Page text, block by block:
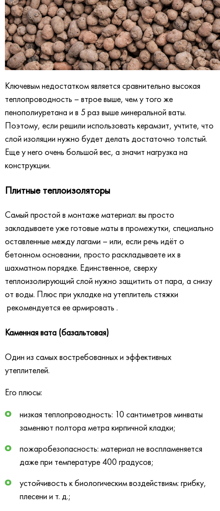
Ключевым недостатком является сравнительно высокая
теплопроводность – втрое выше, чем у того же
пенополиуретана и в 5 раз выше минеральной ваты.
Поэтому, если решили использовать керамзит, учтите, что
слой изоляции нужно будет делать достаточно толстый.
Еще у него очень большой вес, а значит нагрузка на
конструкции.
Плитные теплоизоляторы
Самый простой в монтаже материал: вы просто
закладываете уже готовые маты в промежутки, специально
оставленные между лагами – или, если речь идёт о
бетонном основании, просто раскладываете их в
шахматном порядке. Единственное, сверху
теплоизолирующий слой нужно защитить от пара, а снизу
от воды. Плюс при укладке на утеплитель стяжки
рекомендуется ее армировать .
Каменная вата (базальтовая)
Один из самых востребованных и эффективных
утеплителей.
Его плюсы:
низкая теплопроводность: 10 сантиметров минваты
заменяют полтора метра кирпичной кладки;
пожаробезопасность: материал не воспламеняется
даже при температуре 400 градусов;
устойчивость к биологическим воздействиям: грибку,
плесени и т. д.;